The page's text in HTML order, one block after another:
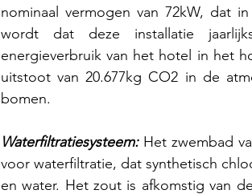
nominaal vermogen van 72kW, dat
wordt dat deze installatie
energieverbruik van het hotel in het
uitstoot van 20.677kg CO2 in de
bomen.
Waterfiltratiesysteem: Het zwembad
voor waterfiltratie, dat synthetisch
en water. Het zout is afkomstig van